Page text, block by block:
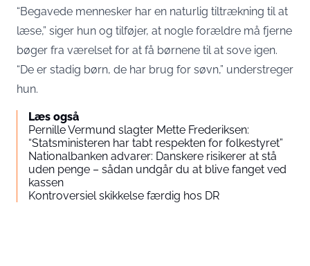
“Begavede mennesker har en naturlig tiltrækning til at
læse,” siger hun og tilføjer, at nogle forældre må fjerne
bøger fra værelset for at få børnene til at sove igen.
“De er stadig børn, de har brug for søvn,” understreger
hun.
Læs også
Pernille Vermund slagter Mette Frederiksen:
“Statsministeren har tabt respekten for folkestyret”
Nationalbanken advarer: Danskere risikerer at stå
uden penge – sådan undgår du at blive fanget ved
kassen
Kontroversiel skikkelse færdig hos DR